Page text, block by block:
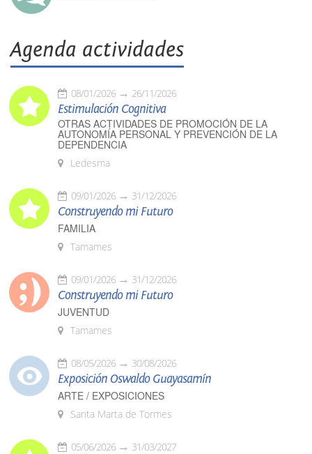
Agenda actividades
08/01/2026 26/11/2026
Estimulación Cognitiva
OTRAS ACTIVIDADES DE PROMOCIÓN DE LA
AUTONOMÍA PERSONAL Y PREVENCIÓN DE LA
DEPENDENCIA
Ledesma
09/01/2026 31/12/2026
Construyendo mi Futuro
FAMILIA
Tamames
09/01/2026 31/12/2026
Construyendo mi Futuro
JUVENTUD
Tamames
08/05/2026 30/08/2026
Exposición Oswaldo Guayasamín
ARTE / EXPOSICIONES
Santa Marta de Tormes
05/06/2026 31/03/2027